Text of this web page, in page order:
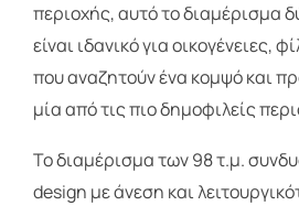
περιοχής, αυτό το διαμέρισμα
είναι ιδανικό για οικογένειες,
που αναζητούν ένα κομψό και
μία από τις πιο δημοφιλείς
Το διαμέρισμα των 98 τ.μ.
design με άνεση και